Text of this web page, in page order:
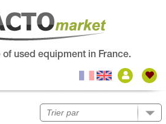
of used equipment in France.